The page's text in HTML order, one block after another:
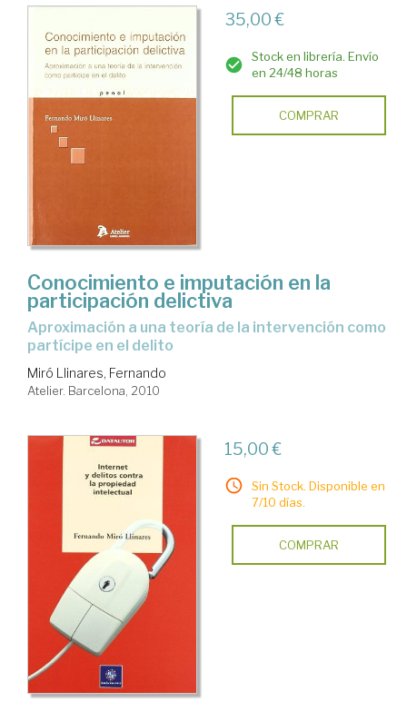
35,00 €
Stock en librería. Envío
en 24/48 horas
COMPRAR
Conocimiento e imputación en la
participación delictiva
aproximación a una teoría de la intervención como
partícipe en el delito
Miró Llinares, Fernando
Atelier. Barcelona, 2010
15,00 €
Sin Stock. Disponible en
7/10 días.
COMPRAR